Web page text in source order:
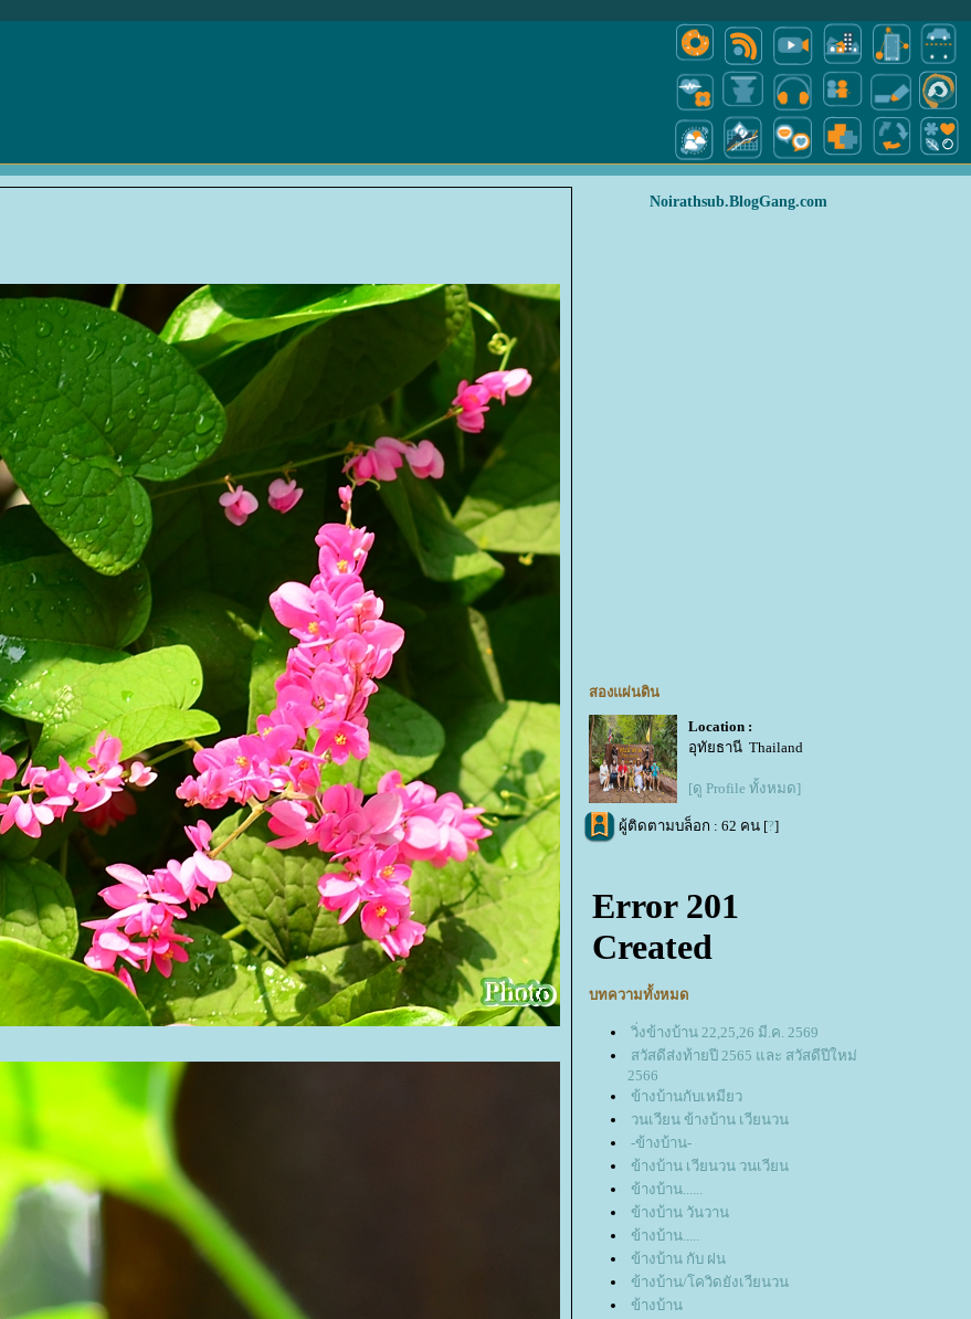
Noirathsub.BlogGang.com
สองแผ่นดิน
Location :
อุทัยธานี Thailand
[ดู Profile ทั้งหมด]
ผู้ติดตามบล็อก : 62 คน [?]
บทความทั้งหมด
วิ่งข้างบ้าน 22,25,26 มี.ค. 2569
สวัสดีส่งท้ายปี 2565 และ สวัสดีปีใหม่
2566
ข้างบ้านกับเหมียว
วนเวียน ข้างบ้าน เวียนวน
-ข้างบ้าน-
ข้างบ้าน เวียนวน วนเวียน
ข้างบ้าน......
ข้างบ้าน วันวาน
ข้างบ้าน.....
ข้างบ้าน กับ ฝน
ข้างบ้าน/โควิดยังเวียนวน
ข้างบ้าน